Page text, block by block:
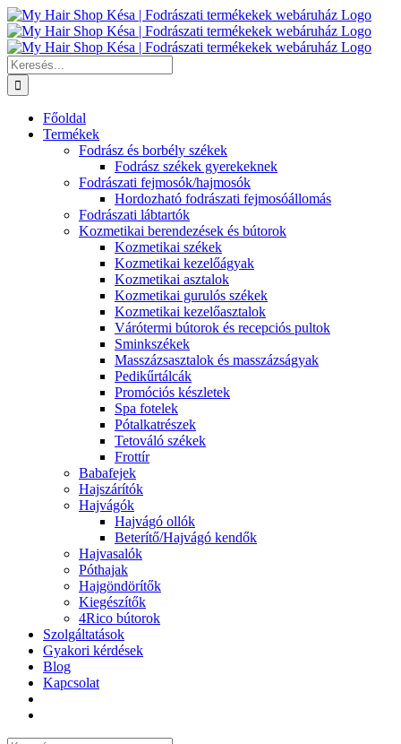
Kihagyás
Keresés...
Főoldal
Termékek
Fodrász és borbély székek
Fodrász székek gyerekeknek
Fodrászati fejmosók/hajmosók
Hordozható fodrászati fejmosóállomás
Fodrászati lábtartók
Kozmetikai berendezések és bútorok
Kozmetikai székek
Kozmetikai kezelőágyak
Kozmetikai asztalok
Kozmetikai gurulós székek
Kozmetikai kezelőasztalok
Várótermi bútorok és recepciós pultok
Sminkszékek
Masszázsasztalok és masszázságyak
Pedikűrtálcák
Promóciós készletek
Spa fotelek
Pótalkatrészek
Tetováló székek
Frottír
Babafejek
Hajszárítók
Hajvágók
Hajvágó ollók
Beterítő/Hajvágó kendők
Hajvasalók
Póthajak
Hajgöndörítők
Kiegészítők
4Rico bútorok
Szolgáltatások
Gyakori kérdések
Blog
Kapcsolat